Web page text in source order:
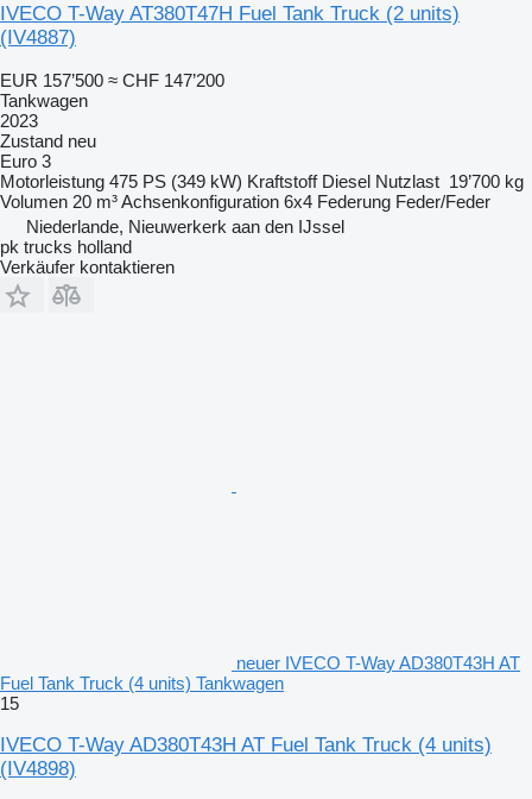
IVECO T-Way AT380T47H Fuel Tank Truck (2 units)
(IV4887)
EUR 157’500 ≈ CHF 147’200
Tankwagen
2023
Zustand neu
Euro 3
Motorleistung 475 PS (349 kW) Kraftstoff Diesel Nutzlast 19’700 kg
Volumen 20 m³Achsenkonfiguration 6x4 Federung Feder/Feder
Niederlande, Nieuwerkerk aan den IJssel
pk trucks holland
Verkäufer kontaktieren
neuer IVECO T-Way AD380T43H AT
Fuel Tank Truck (4 units) Tankwagen
15
IVECO T-Way AD380T43H AT Fuel Tank Truck (4 units)
(IV4898)